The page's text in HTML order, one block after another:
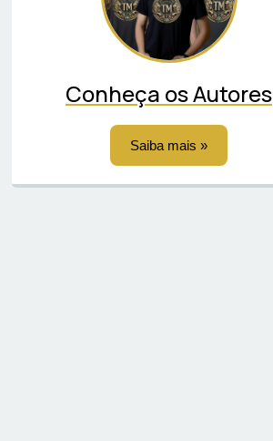
Conheça os Autores
Saiba mais »